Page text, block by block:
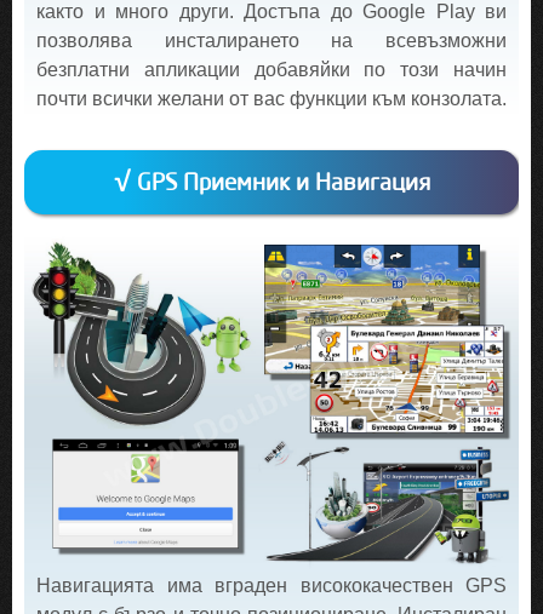
както и много други. Достъпа до Google Play ви
позволява инсталирането на всевъзможни
безплатни апликации добавяйки по този начин
почти всички желани от вас функции към конзолата.
√ GPS Приемник и Навигация
Навигацията има вграден висококачествен GPS